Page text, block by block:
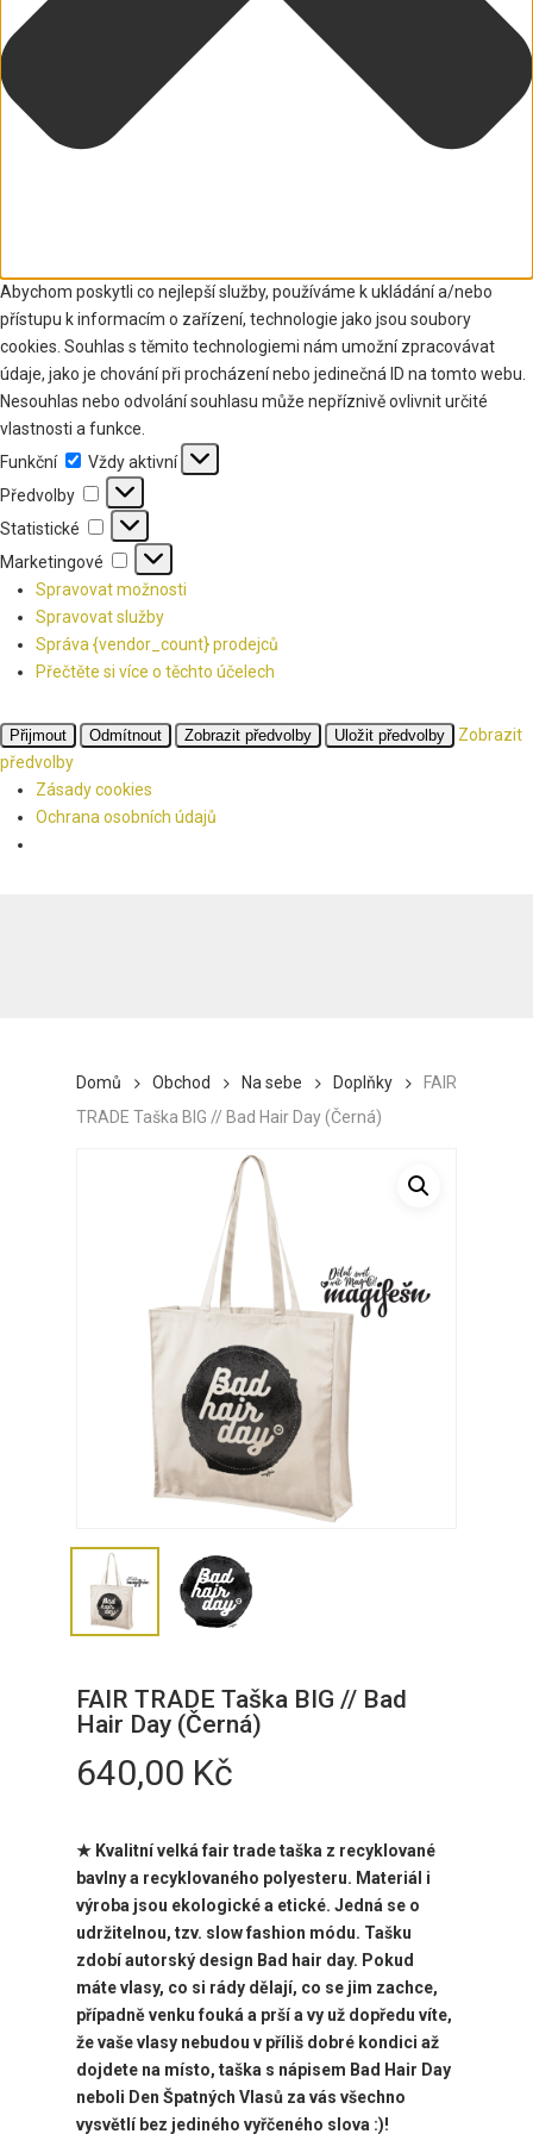
Abychom poskytli co nejlepší služby, používáme k ukládání a/nebo
přístupu k informacím o zařízení, technologie jako jsou soubory
cookies. Souhlas s těmito technologiemi nám umožní zpracovávat
údaje, jako je chování při procházení nebo jedinečná ID na tomto webu.
Nesouhlas nebo odvolání souhlasu může nepříznivě ovlivnit určité
vlastnosti a funkce.
Funkční
Funkční
Vždy aktivní
Předvolby
Předvolby
Statistické Statistické
Marketingové
Marketingové
Spravovat možnosti
Spravovat služby
Správa {vendor_count} prodejců
Přečtěte si více o těchto účelech
Přijmout Odmítnout Zobrazit předvolby Uložit předvolby
Zobrazit
předvolby
Zásady cookies
Ochrana osobních údajů
Domů Obchod Na sebe Doplňky
FAIR
TRADE Taška BIG // Bad Hair Day (Černá)
FAIR TRADE Taška BIG // Bad
Hair Day (Černá)
640,00 Kč
★ Kvalitní velká fair trade taška z recyklované
bavlny a recyklovaného polyesteru. Materiál i
výroba jsou ekologické a etické. Jedná se o
udržitelnou, tzv. slow fashion módu. Tašku
zdobí autorský design Bad hair day. Pokud
máte vlasy, co si rády dělají, co se jim zachce,
případně venku fouká a prší a vy už dopředu víte,
že vaše vlasy nebudou v příliš dobré kondici až
dojdete na místo, taška s nápisem Bad Hair Day
neboli Den Špatných Vlasů za vás všechno
vysvětlí bez jediného vyřčeného slova :)!